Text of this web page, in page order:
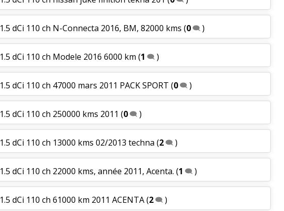
1.5 dCi 110 ch N-Connecta 2016, BM, 82000 kms (0 )
1.5 dCi 110 ch Modele 2016 6000 km (1 )
1.5 dCi 110 ch 47000 mars 2011 PACK SPORT (0 )
1.5 dCi 110 ch 250000 kms 2011 (0 )
1.5 dCi 110 ch 13000 kms 02/2013 techna (2 )
1.5 dCi 110 ch 22000 kms, année 2011, Acenta. (1 )
1.5 dCi 110 ch 61000 km 2011 ACENTA(2 )